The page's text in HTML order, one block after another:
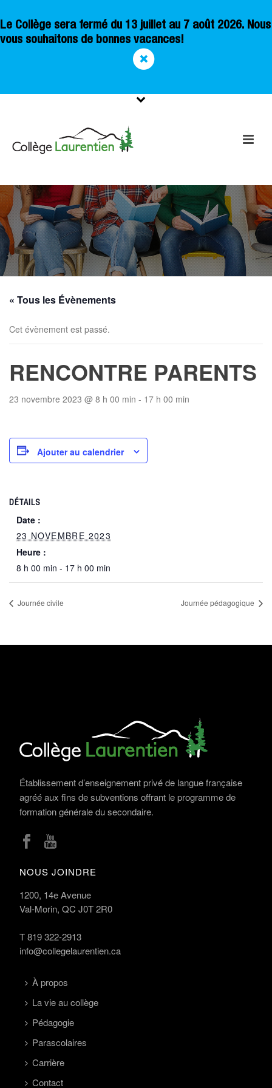
Le Collège sera fermé du 13 juillet au 7 août 2026. Nous
vous souhaitons de bonnes vacances!
« Tous les Évènements
Cet évènement est passé.
RENCONTRE PARENTS
23 novembre 2023 @ 8 h 00 min - 17 h 00 min
Ajouter au calendrier
DÉTAILS
Date :
23 NOVEMBRE 2023
Heure :
8 h 00 min - 17 h 00 min
Journée civile Journée pédagogique
Établissement d’enseignement privé de langue française
agréé aux fins de subventions offrant le programme de
formation générale du secondaire.
NOUS JOINDRE
1200, 14e Avenue
Val-Morin, QC J0T 2R0
T819 322-2913
info@collegelaurentien.ca
À propos
La vie au collège
Pédagogie
Parascolaires
Carrière
Contact